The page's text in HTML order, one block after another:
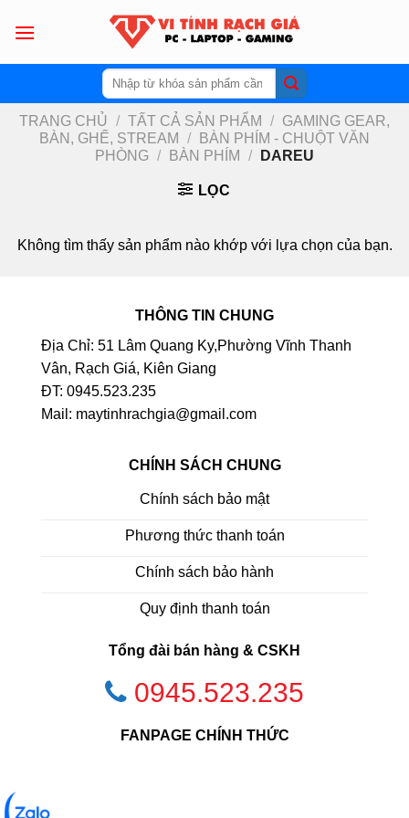
Tìm
kiếm:
TRANG CHỦ / TẤT CẢ SẢN PHẨM /
GAMING GEAR,
BÀN, GHẾ, STREAM
/
BÀN PHÍM - CHUỘT VĂN
PHÒNG / BÀN PHÍM / DAREU
LỌC
Không tìm thấy sản phẩm nào khớp với lựa chọn của bạn.
THÔNG TIN CHUNG
Địa Chỉ: 51 Lâm Quang Ky,Phường Vĩnh Thanh
Vân, Rạch Giá, Kiên Giang
ĐT: 0945.523.235
Mail: maytinhrachgia@gmail.com
CHÍNH SÁCH CHUNG
Chính sách bảo mật
Phương thức thanh toán
Chính sách bảo hành
Quy định thanh toán
Tổng đài bán hàng & CSKH
0945.523.235
FANPAGE CHÍNH THỨC